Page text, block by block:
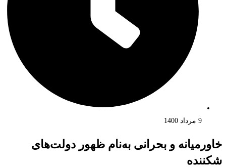
9 مرداد 1400
خاورمیانه و بحرانی به‌نام ظهور دولت‌های
شکننده